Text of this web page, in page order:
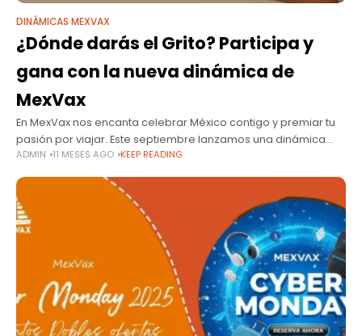
DINÁMICAS MEXVAX
¿Dónde darás el Grito? Participa y
gana con la nueva dinámica de
MexVax
En MexVax nos encanta celebrar México contigo y premiar tu
pasión por viajar. Este septiembre lanzamos una dinámica
especial para que vivas las fiestas patrias con premios,
puntos y más
ADMIN 11 MESES AGO KEEP READING